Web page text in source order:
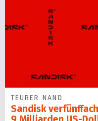
TEURER NAND
Sandisk